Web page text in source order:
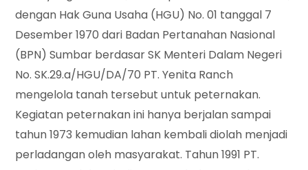
dengan Hak Guna Usaha (HGU) No. 01 tanggal 7
Desember 1970 dari Badan Pertanahan Nasional
(BPN) Sumbar berdasar SK Menteri Dalam Negeri
No. SK.29.a/HGU/DA/70 PT. Yenita Ranch
mengelola tanah tersebut untuk peternakan.
Kegiatan peternakan ini hanya berjalan sampai
tahun 1973 kemudian lahan kembali diolah menjadi
perladangan oleh masyarakat. Tahun 1991 PT.